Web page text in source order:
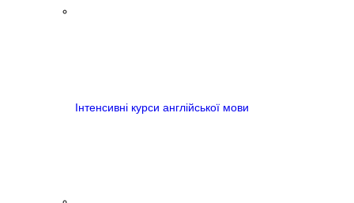
Інтенсивні курси англійської мови